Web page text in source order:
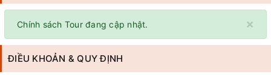
×
Chính sách Tour đang cập nhật.
ĐIỀU KHOẢN & QUY ĐỊNH